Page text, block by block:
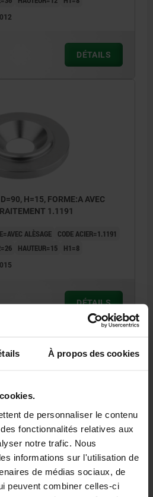
À propos des cookies
de personnaliser le contenu
fonctionnalités relatives aux
notre trafic. Nous
informations sur l'utilisation de
de médias sociaux, de
peuvent combiner celles-ci
DÉTAILS
H=15, FORME:A AVEC
1.1191
ALÈSAGE
CODE ACIER=1.1191
HAUTEUR=15 H1=8
DÉTAILS
H=17, FORME:A AVEC
1.1191
ALÈSAGE
CODE ACIER=1.1191